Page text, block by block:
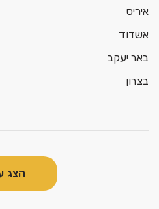
איריס
אשדוד
באר יעקב
בצרון
הצג